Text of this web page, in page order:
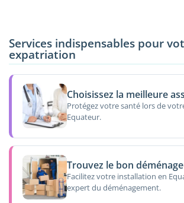
Services indispensables pour
expatriation
Choisissez la meilleure
Protégez votre santé lors de
Equateur.
Trouvez le bon
Facilitez votre installation en
expert du déménagement.